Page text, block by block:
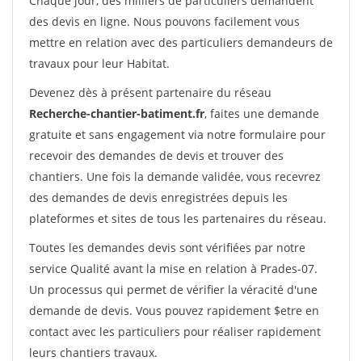
des devis en ligne. Nous pouvons facilement vous
mettre en relation avec des particuliers demandeurs de
travaux pour leur Habitat.
Devenez dès à présent partenaire du réseau
Recherche-chantier-batiment.fr, faites une demande
gratuite et sans engagement via notre formulaire pour
recevoir des demandes de devis et trouver des
chantiers. Une fois la demande validée, vous recevrez
des demandes de devis enregistrées depuis les
plateformes et sites de tous les partenaires du réseau.
Toutes les demandes devis sont vérifiées par notre
service Qualité avant la mise en relation à Prades-07.
Un processus qui permet de vérifier la véracité d'une
demande de devis. Vous pouvez rapidement $etre en
contact avec les particuliers pour réaliser rapidement
leurs chantiers travaux.